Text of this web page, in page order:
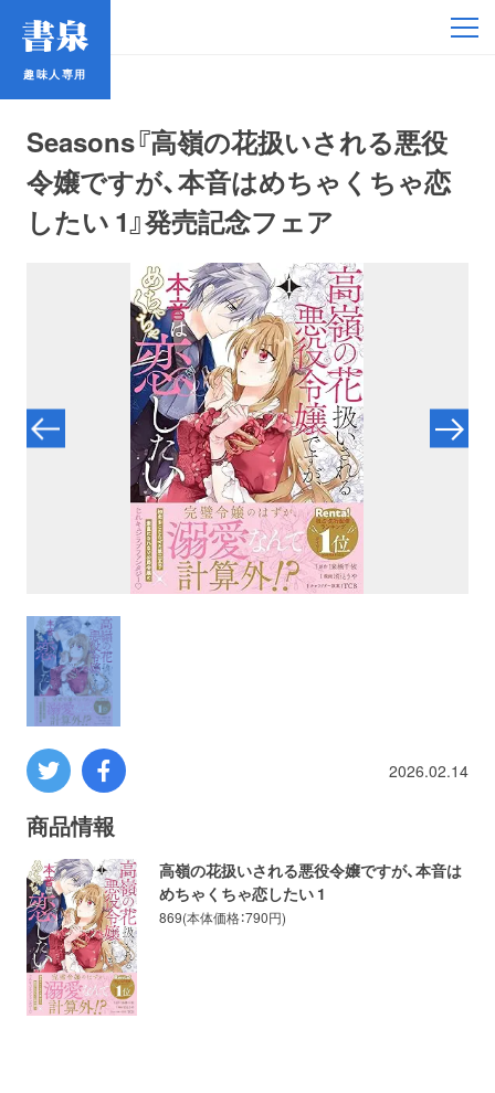
趣味人専用
Seasons『高嶺の花扱いされる悪役
令嬢ですが、本音はめちゃくちゃ恋
したい 1』発売記念フェア
2026.02.14
商品情報
高嶺の花扱いされる悪役令嬢ですが、本音は
めちゃくちゃ恋したい 1
869(本体価格：790円)
趣味人専用
鉄道・バス
コミック・ラノベ
プロレス
コンピューター
ミリタリー
その他
イベント
フェア お知らせ
会社概要